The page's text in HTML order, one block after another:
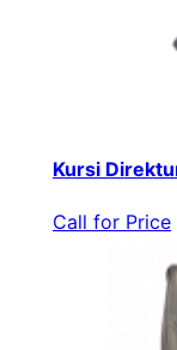
Kursi
Call for Price